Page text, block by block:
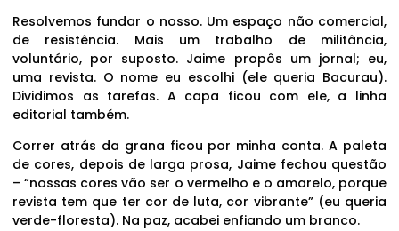
Resolvemos fundar o nosso. Um espaço não comercial,
de resistência. Mais um trabalho de militância,
voluntário, por suposto. Jaime propôs um jornal; eu,
uma revista. O nome eu escolhi (ele queria Bacurau).
Dividimos as tarefas. A capa ficou com ele, a linha
editorial também.
Correr atrás da grana ficou por minha conta. A paleta
de cores, depois de larga prosa, Jaime fechou questão
– “nossas cores vão ser o vermelho e o amarelo, porque
revista tem que ter cor de luta, cor vibrante” (eu queria
verde-floresta). Na paz, acabei enfiando um branco.